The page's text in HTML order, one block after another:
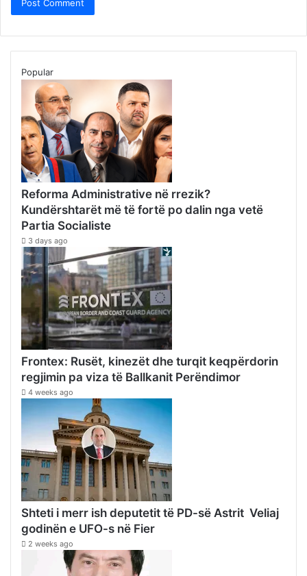
Popular
Reforma Administrative në rrezik?
Kundërshtarët më të fortë po dalin nga vetë
Partia Socialiste
3 days ago
Frontex: Rusët, kinezët dhe turqit keqpërdorin
regjimin pa viza të Ballkanit Perëndimor
4 weeks ago
Shteti i merr ish deputetit të PD-së Astrit Veliaj
godinën e UFO-s në Fier
2 weeks ago